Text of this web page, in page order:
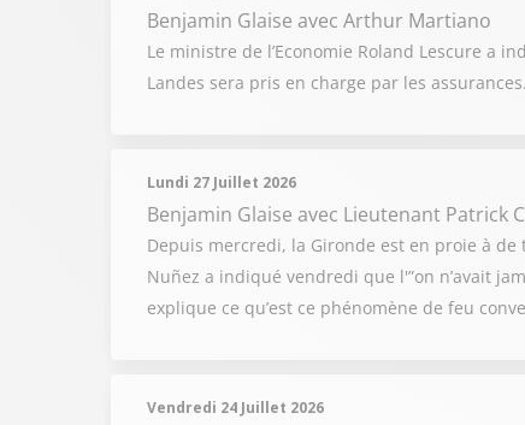
Benjamin Glaise avec Arthur Martiano
Le ministre de l’Economie Roland Lescure a
Landes sera pris en charge par les
Lundi 27 Juillet 2026
Benjamin Glaise avec Lieutenant Patrick
Depuis mercredi, la Gironde est en proie à
Nuñez a indiqué vendredi que l'”on n’avait
explique ce qu’est ce phénomène de feu
Vendredi 24 Juillet 2026